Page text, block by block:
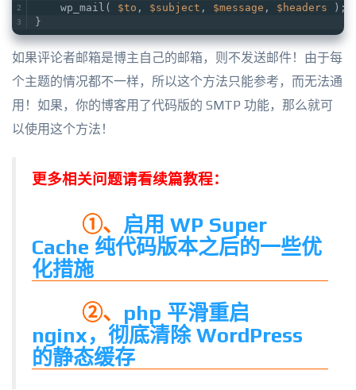
    wp_mail(
$to , $subject , $message , $headers );
}
如果评论者邮箱是博主自己的邮箱，则不发送邮件！由于每
个主题的情况都不一样，所以这个方法只能参考，而无法通
用！如果，你的博客用了代码版的 SMTP 功能，那么就可
以使用这个方法！
更多相关问题请看续篇教程：
①、 启用 WP Super
Cache 纯代码版本之后的一些优
化措施
②、 php 平滑重启
nginx，彻底清除 WordPress
的静态缓存